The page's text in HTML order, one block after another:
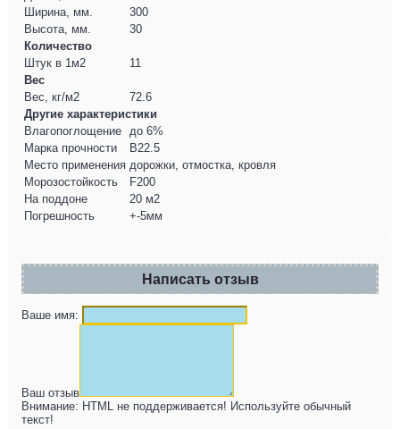
Ширина, мм.
300
Высота, мм.
30
Количество
Штук в 1м2
11
Вес
Вес, кг/м2
72.6
Другие характеристики
Влагопоглощение
до 6%
Марка прочности
B22.5
Место применения дорожки, отмостка, кровля
Морозостойкость
F200
На поддоне
20 м2
Погрешность
+-5мм
Написать отзыв
Ваше имя:
Ваш отзыв
Внимание: HTML не поддерживается! Используйте обычный
текст!